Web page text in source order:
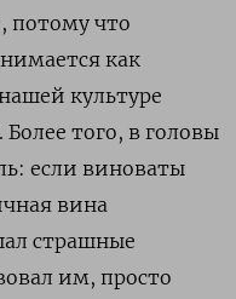
потому что
как
культуре
того, в головы
если виноваты
вина
страшные
им, просто